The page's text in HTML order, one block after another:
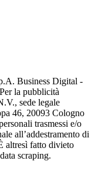
Business Digital -
la pubblicità
sede legale
46, 20093 Cologno
trasmessi e/o
all’addestramento di
altresì fatto divieto
scraping.